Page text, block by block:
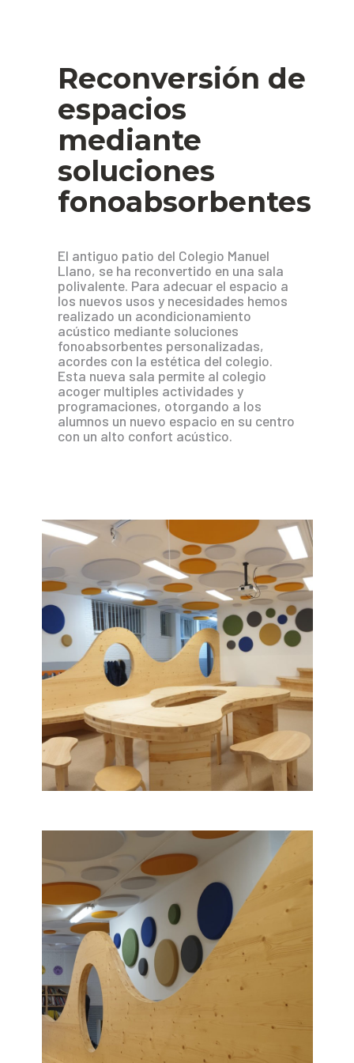
Reconversión de
espacios
mediante
soluciones
fonoabsorbentes
El antiguo patio del Colegio Manuel
Llano, se ha reconvertido en una sala
polivalente. Para adecuar el espacio a
los nuevos usos y necesidades hemos
realizado un acondicionamiento
acústico mediante soluciones
fonoabsorbentes personalizadas,
acordes con la estética del colegio.
Esta nueva sala permite al colegio
acoger multiples actividades y
programaciones, otorgando a los
alumnos un nuevo espacio en su centro
con un alto confort acústico.